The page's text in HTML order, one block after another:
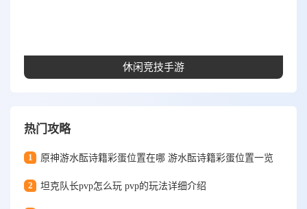
休闲竞技手游
热门攻略
1 原神游水酝诗籍彩蛋位置在哪 游水酝诗籍彩蛋位置一览
2 坦克队长pvp怎么玩 pvp的玩法详细介绍